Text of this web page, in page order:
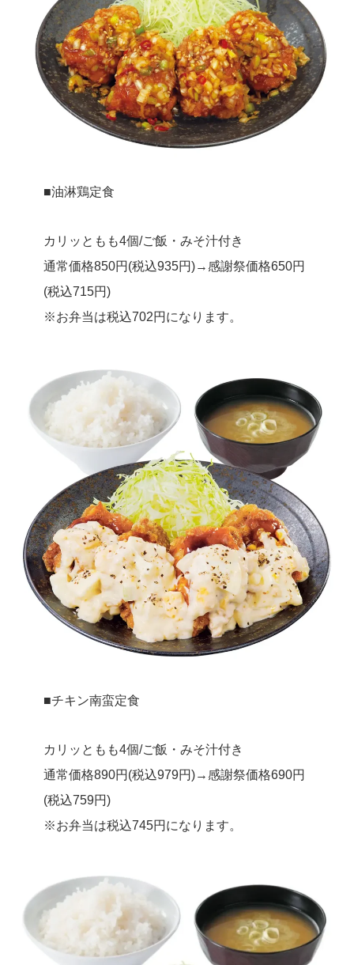
■油淋鶏定食
カリッともも4個/ご飯・みそ汁付き
通常価格850円(税込935円)→感謝祭価格650円
(税込715円)
※お弁当は税込702円になります。
■チキン南蛮定食
カリッともも4個/ご飯・みそ汁付き
通常価格890円(税込979円)→感謝祭価格690円
(税込759円)
※お弁当は税込745円になります。